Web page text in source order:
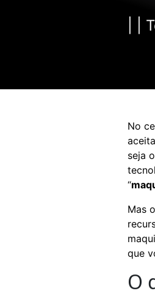
| |
No
seja
“
Mas
que
O